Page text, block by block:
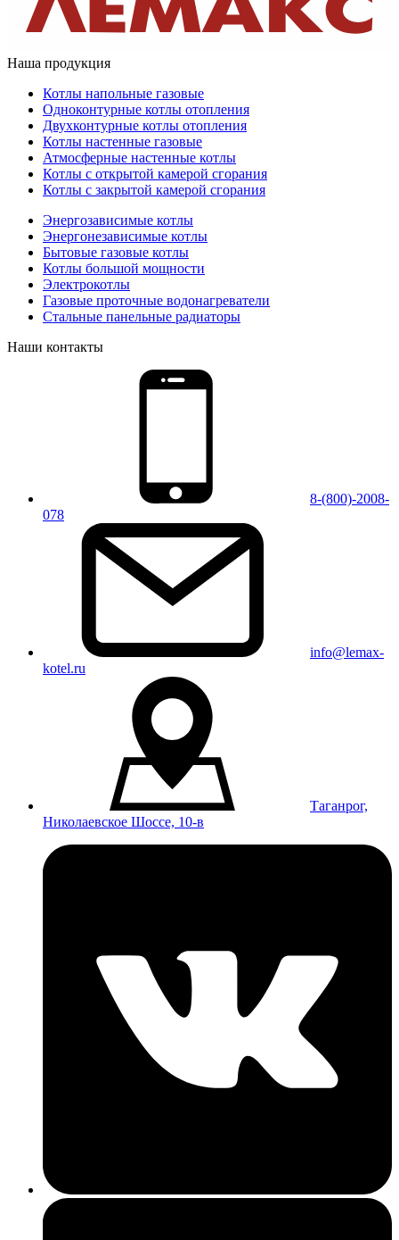
Наша продукция
Котлы напольные газовые
Одноконтурные котлы отопления
Двухконтурные котлы отопления
Котлы настенные газовые
Атмосферные настенные котлы
Котлы с открытой камерой сгорания
Котлы с закрытой камерой сгорания
Энергозависимые котлы
Энергонезависимые котлы
Бытовые газовые котлы
Котлы большой мощности
Электрокотлы
Газовые проточные водонагреватели
Стальные панельные радиаторы
Наши контакты
8-(800)-2008-
078
info@lemax-
kotel.ru
Таганрог,
Николаевское Шоссе, 10-в